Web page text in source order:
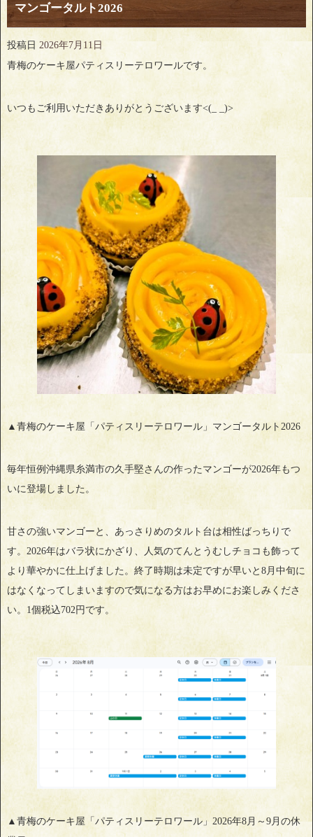
マンゴータルト2026
投稿日 2026年7月11日
青梅のケーキ屋パティスリーテロワールです。
いつもご利用いただきありがとうございます<(_ _)>
▲青梅のケーキ屋「パティスリーテロワール」マンゴータルト2026
毎年恒例沖縄県糸満市の久手堅さんの作ったマンゴーが2026年もつ
いに登場しました。
甘さの強いマンゴーと、あっさりめのタルト台は相性ばっちりで
す。2026年はバラ状にかざり、人気のてんとうむしチョコも飾って
より華やかに仕上げました。終了時期は未定ですが早いと8月中旬に
はなくなってしまいますので気になる方はお早めにお楽しみくださ
い。1個税込702円です。
▲青梅のケーキ屋「パティスリーテロワール」2026年8月～9月の休